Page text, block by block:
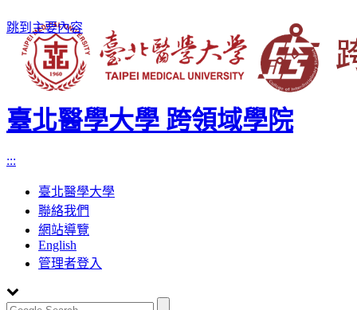
跳到主要內容
臺北醫學大學 跨領域學院
:::
臺北醫學大學
聯絡我們
網站導覽
English
管理者登入